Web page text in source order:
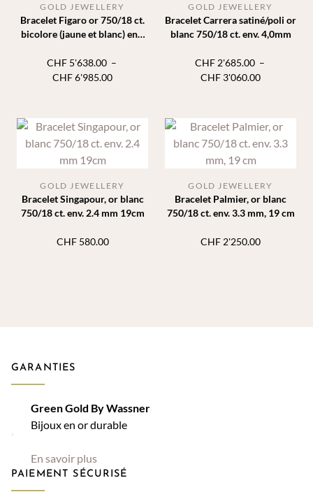
Bracelet Figaro or 750/18 ct.
bicolore (jaune et blanc) env.
GOLD JEWELLERY
CHF5'638.00 –
CHF6'985.00Plage
CHF 5'638.00
CHF 6'985.00
Bracelet Carrera satiné/poli or
blanc 750/18 ct. env. 4,0mm
GOLD JEWELLERY
CHF2'685.00 –
CHF 3'060.00Plage
CHF
Bracelet Singapour, or blanc
750/18 ct. env. 2.4 mm 19cm
GOLD JEWELLERY
CHF580.00
Bracelet Palmier, or blanc
750/18 ct. env. 3.3 mm, 19 cm
GOLD JEWELLERY
CHF 2'250.00
GARANTIES
Green Gold By Wassner
Bijoux en or durable
En savoir plus
PAIEMENT SÉCURISÉ